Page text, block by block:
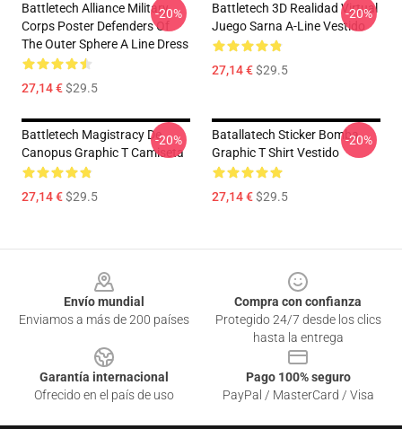
Battletech Alliance Military
Corps Poster Defenders Of
The Outer Sphere A Line Dress
27,14 €$29.5
-20%
Battletech 3D Realidad Virtual
Juego Sarna A-Line Vestido
27,14 €$29.5
-20%
Battletech Magistracy De
Canopus Graphic T Camiseta
27,14 €$29.5
-20%
Batallatech Sticker Bomba
Graphic T Shirt Vestido
27,14 €$29.5
-20%
Envío mundial
Enviamos a más de 200 países
Compra con confianza
Protegido 24/7 desde los clics
hasta la entrega
Garantía internacional
Ofrecido en el país de uso
Pago 100% seguro
PayPal / MasterCard / Visa